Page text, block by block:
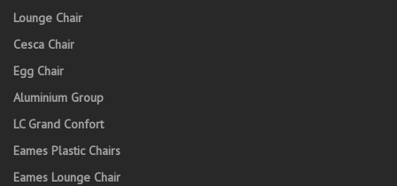
Lounge Chair
Cesca Chair
Egg Chair
Aluminium Group
LC Grand Confort
Eames Plastic Chairs
Eames Lounge Chair